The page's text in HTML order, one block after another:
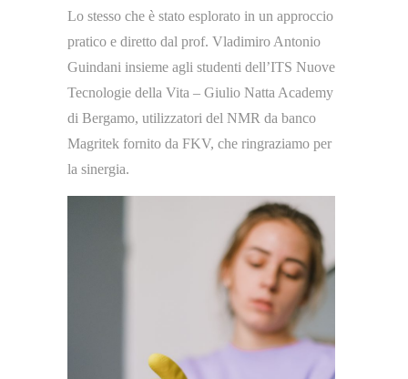
Lo stesso che è stato esplorato in un approccio
pratico e diretto dal prof. Vladimiro Antonio
Guindani insieme agli studenti dell’ITS Nuove
Tecnologie della Vita – Giulio Natta Academy
di Bergamo, utilizzatori del NMR da banco
Magritek fornito da FKV, che ringraziamo per
la sinergia.